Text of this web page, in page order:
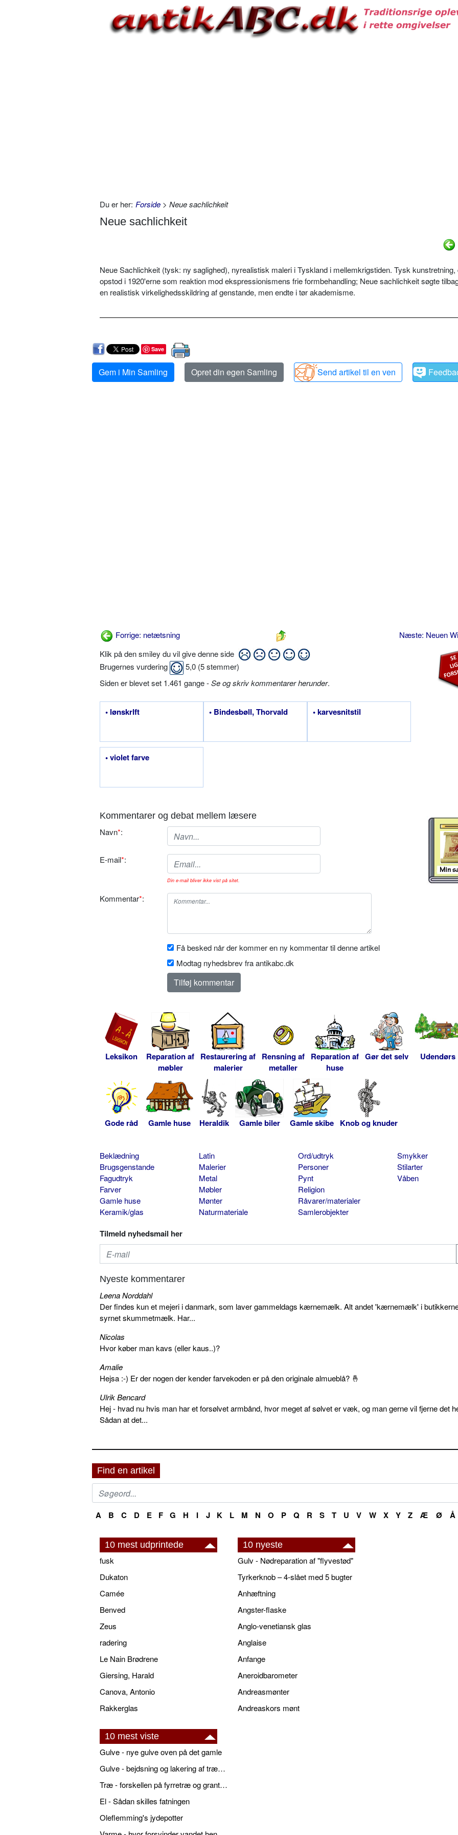
Du er her: Forside > Neue sachlichkeit
Neue sachlichkeit
Neue Sachlichkeit (tysk: ny saglighed), nyrealistisk maleri i Tyskland i mellemkrigstiden. Tysk kunstretning,
opstod i 1920'erne som reaktion mod ekspressionismens frie formbehandling; Neue sachlichkeit søgte
en realistisk virkelighedsskildring af genstande, men endte i tør akademisme.
Save
Gem i Min Samling Opret din egen Samling Send artikel til en ven
Forrige: netætsning
Næste: Neuen
Klik på den smiley du vil give denne side
Brugernes vurdering
5,0 (5stemmer)
Siden er blevet set 1.461 gange -Se og skriv kommentarer herunder.
• lønskrlft • Bindesbøll, Thorvald • karvesnitstil
• violet farve
Kommentarer og debat mellem læsere
Navn*:
E-mail*:
Din e-mail bliver ikke vist på sitet.
Kommentar*:
Få besked når der kommer en ny kommentar til denne artikel
Modtag nyhedsbrev fra antikabc.dk
Leksikon
Reparation af
møbler
Restaurering af
malerier
Rensning af
metaller
Reparation af
huse
Gør det selv Udendørs
Gode råd Gamle huse Heraldik Gamle biler Gamle skibe Knob og knuder
Beklædning
Brugsgenstande
Fagudtryk
Farver
Gamle huse
Keramik/glas
Latin
Malerier
Metal
Møbler
Mønter
Naturmateriale
Ord/udtryk
Personer
Pynt
Religion
Råvarer/materialer
Samlerobjekter
Smykker
Stilarter
Våben
Tilmeld nyhedsmail her
Nyeste kommentarer
Leena Norddahl
Der findes kun et mejeri i danmark, som laver gammeldags kærnemælk. Alt andet 'kærnemælk' i
syrnet skummetmælk. Har...
Nicolas
Hvor køber man kavs (eller kaus..)?
Amalie
Hejsa :-) Er der nogen der kender farvekoden er på den originale almueblå? 🤞
Ulrik Bencard
Hej - hvad nu hvis man har et forsølvet armbånd, hvor meget af sølvet er væk, og man gerne vil fjerne det
Sådan at det...
Find en artikel
A B C D E F G H I J K L M N O P Q R S T U V W X Y Z Æ Ø Å
10 mest udprintede
fusk
Dukaton
Camée
Benved
Zeus
radering
Le Nain Brødrene
Giersing, Harald
Canova, Antonio
Rakkerglas
10 nyeste
Gulv - Nødreparation af "flyvestød"
Tyrkerknob – 4-slået med 5 bugter
Anhæftning
Angster-flaske
Anglo-venetiansk glas
Anglaise
Anfange
Aneroidbarometer
Andreasmønter
Andreaskors mønt
10 mest viste
Gulve - nye gulve oven på det gamle
Gulve - bejdsning og lakering af trægulve
Træ - forskellen på fyrretræ og grantræ
El - Sådan skilles fatningen
Oleflemming's jydepotter